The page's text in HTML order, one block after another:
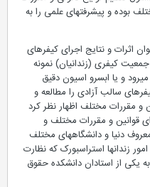
بوده و پیشرفتهای علمی را به
اثرات و نتایج اجرای کیفرهای
کیفری (زندانیان) نمونه
و یا ابسرو اسیون دقیق
سالب آزادی را مطالعه و
مقررات مختلف اظهار نظر کرد
و مقررات مختلف و
دنیا و دانشگاههای مختلف
زندانها استراسبورک که نظارت
از استادان دانشکده حقوق